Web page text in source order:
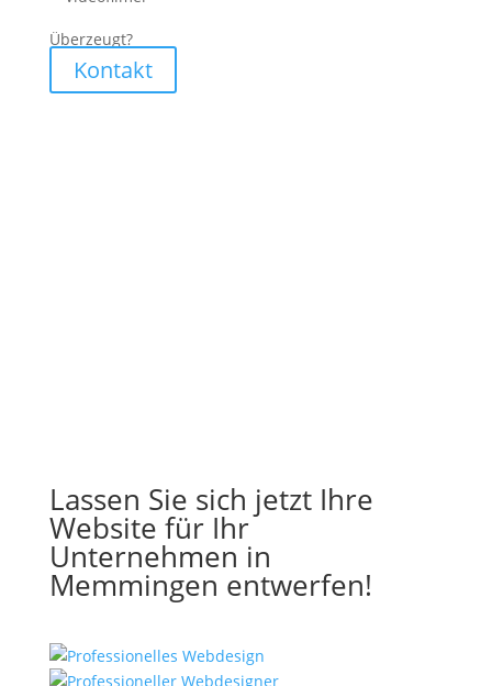
Überzeugt?
Kontakt
Lassen Sie sich jetzt Ihre
Website für Ihr
Unternehmen in
Memmingen entwerfen!